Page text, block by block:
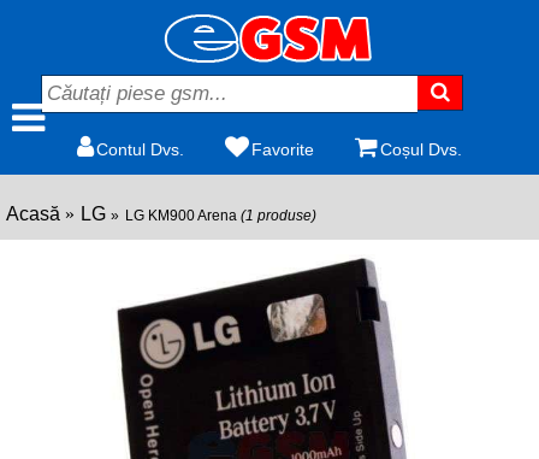
Contul Dvs. Favorite Coșul Dvs.
Acasă LG LG KM900 Arena (1 produse)